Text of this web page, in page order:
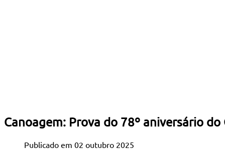
Canoagem: Prova do 78º aniversário
Publicado em 02 outubro 2025